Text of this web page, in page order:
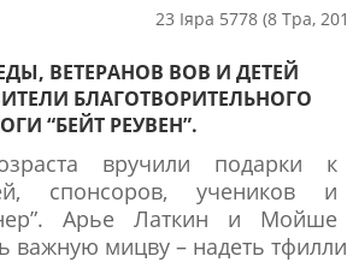
23 Іяра 5778 (8 Тра,
ВЕТЕРАНОВ ВОВ И ДЕТЕЙ
БЛАГОТВОРИТЕЛЬНОГО
“БЕЙТ РЕУВЕН”.
вручили подарки к
спонсоров, учеников и
Арье Латкин и Мойше
важную мицву – надеть